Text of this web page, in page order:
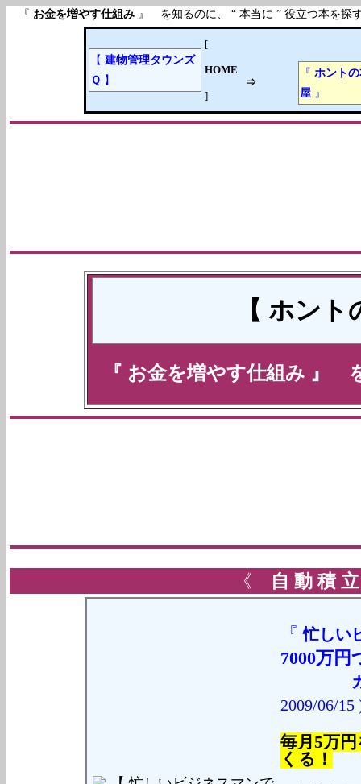
『 お金を増やす仕組み 』 を知るのに、 “ 本当に ” 役立つ
【 建物管理タウンズ
Ｑ 】
[
HOME
]
⇒
『 ホント
屋 』
【 ホン
『 お金を増やす仕組み 』
《 自 動 積
『忙しい
7000万円
2009/06/15
毎月5万
くる！